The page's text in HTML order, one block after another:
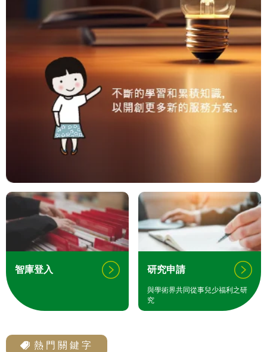
智庫登入 研究申請
與學術界共同從事兒少福利之研
究
熱門關鍵字